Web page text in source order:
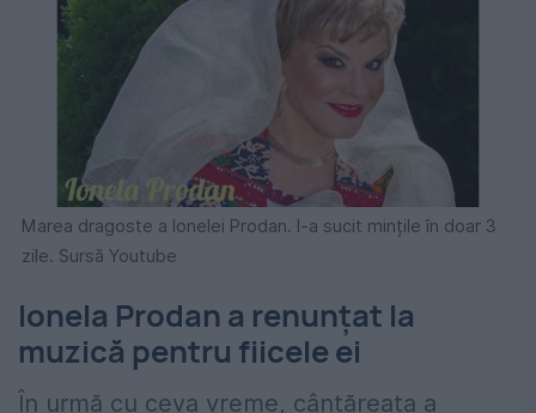
Marea dragoste a Ionelei Prodan. I-a sucit mințile în doar 3
zile. Sursă Youtube
Ionela Prodan a renunțat la
muzică pentru fiicele ei
În urmă cu ceva vreme, cântăreața a